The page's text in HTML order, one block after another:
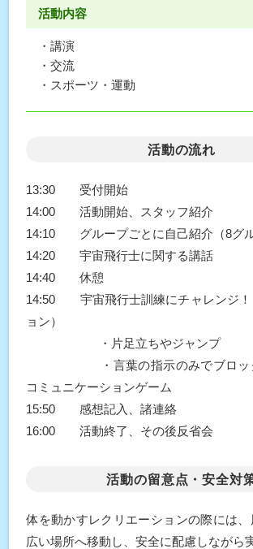
活動内容
・講演
・交流
・スポーツ・運動
活動の流れ
13:30 受付開始
14:00 活動開始、スタッフ紹介
14:10 グループごとに自己紹介（8グル
14:20 宇宙飛行士に関する講話
14:40 休憩
14:50 宇宙飛行士訓練にチャレンジ！
ョン）
・片足立ちやジャンプ
・言葉の指示のみでブロック
コミュニケーションゲーム
15:50 感想記入、諸連絡
16:00 活動終了、その後反省会
活動の留意点・安全対
体を動かすレクリエーションの際には
広い場所へ移動し、安全に配慮しながら